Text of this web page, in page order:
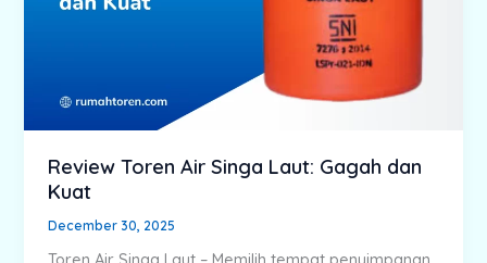
Review Toren Air Singa Laut: Gagah dan
Kuat
December 30, 2025